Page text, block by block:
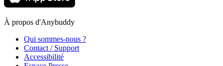
À propos d'Anybuddy
Qui sommes-nous ?
Contact / Support
Accessibilité